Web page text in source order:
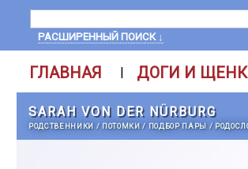
РАСШИРЕННЫЙ ПОИСК ↓
ГЛАВНАЯ | ДОГИ И
SARAH VON DER NÜRBURG
РОДСТВЕННИКИ / ПОТОМКИ/ ПОДБОР ПАРЫ /